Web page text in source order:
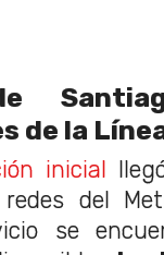
de la
inicial
del
se